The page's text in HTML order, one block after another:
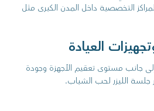
التخصصية داخل المدن الكبرى مثل
العيادة
جانب مستوى تعقيم الأجهزة وجودة
الليزر لحب الشباب.